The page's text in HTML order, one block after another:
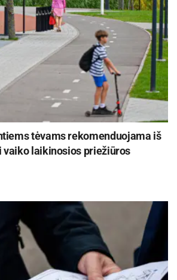
tėvams rekomenduojama iš
vaiko laikinosios priežiūros